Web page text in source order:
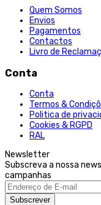
Quem Somos
Envios
Pagamentos
Contactos
Livro de
Conta
Conta
Termos &
Politica de
Cookies & RGPD
RAL
Newsletter
Subscreva a nossa
campanhas
Subscrever